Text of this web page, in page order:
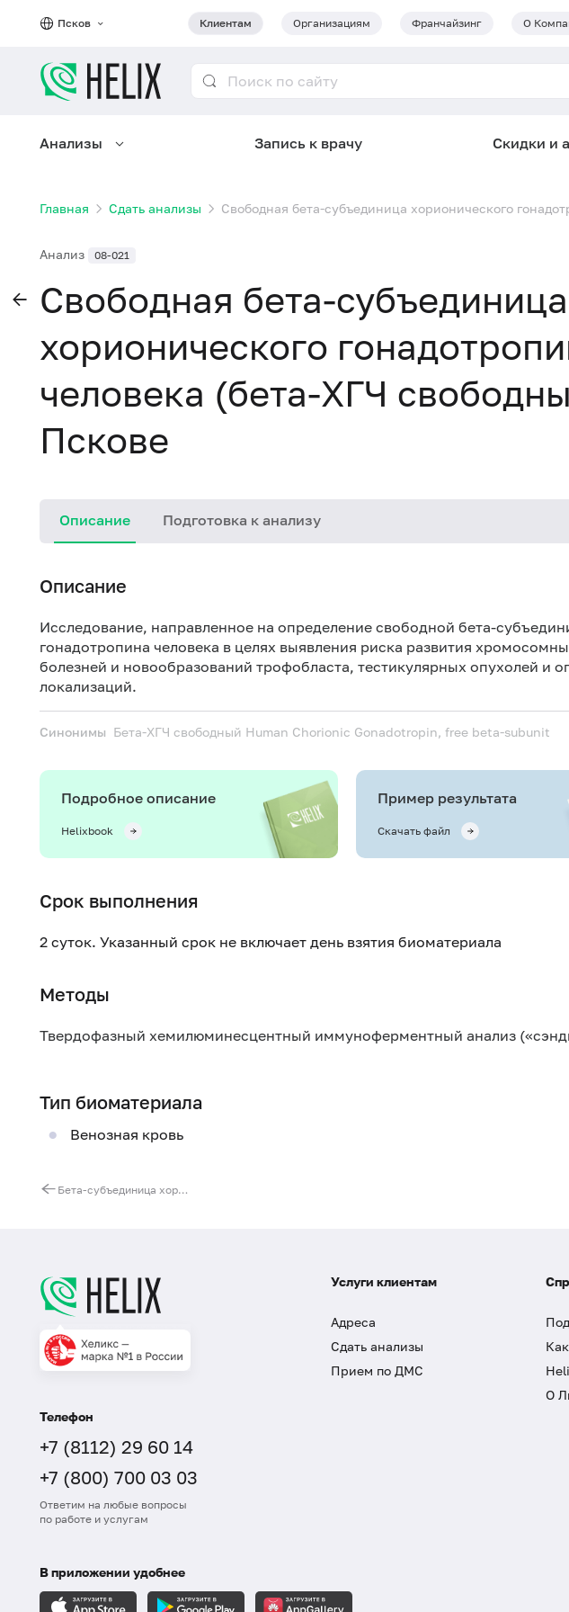
Псков Клиентам Организациям Франчайзинг О
Анализы Запись к врачу Скидки и
Главная Сдать анализы Свободная бета-субъединица хорионического
Анализ 08-021
Свободная бета-субъединица
хорионического
человека (бета-ХГЧ
Пскове
Описание Подготовка к анализу
Описание
Исследование, направленное на определение свободной бета-
гонадотропина человека в целях выявления риска развития
болезней и новообразований трофобласта, тестикулярных опухолей и
локализаций.
Синонимы Бета-ХГЧ свободный Human Chorionic Gonadotropin, free beta-subunit
Подробное описание
Helixbook
Пример результата
Скачать файл
Срок выполнения
2 суток. Указанный срок не включает день взятия биоматериала
Методы
Твердофазный хемилюминесцентный иммуноферментный анализ
Тип биоматериала
Венозная кровь
Бета-субъединица хорионического гонадотропина человека (бета-ХГЧ)
Телефон
+7 (8112) 29 60 14
+7 (800) 700 03 03
Ответим на любые вопросы
по работе и услугам
Услуги клиентам
Адреса
Сдать анализы
Прием по ДМС
О
В приложении удобнее